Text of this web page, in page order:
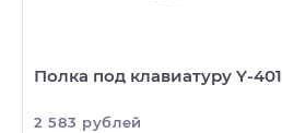
Полка под клавиатуру Y-401
2 583 рублей